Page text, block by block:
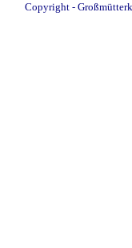
Copyright -